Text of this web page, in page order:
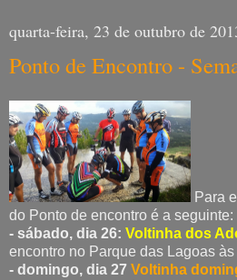
quarta-feira, 23 de outubro de
Ponto de Encontro -
Para
do Ponto de encontro é a seguinte:
- sábado, dia 26: Voltinha dos
encontro no Parque das Lagoas às
- domingo, dia 27 Voltinha